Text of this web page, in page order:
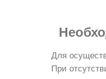
Для
При